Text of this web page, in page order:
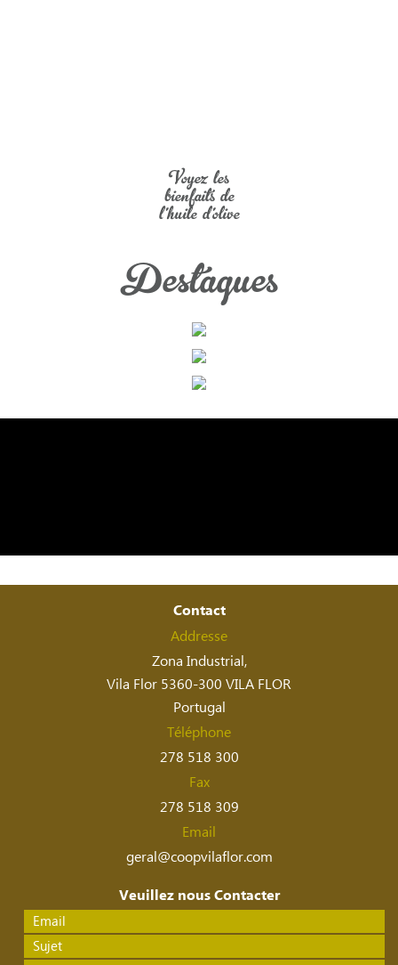
Voyez les
bienfaits de
l'huile d'olive
Destaques
Contact
Addresse
Zona Industrial,
Vila Flor 5360-300 VILA FLOR
Portugal
Téléphone
278 518 300
Fax
278 518 309
Email
geral@coopvilaflor.com
Veuillez nous Contacter